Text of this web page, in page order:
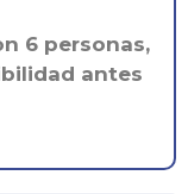
6 personas,
antes